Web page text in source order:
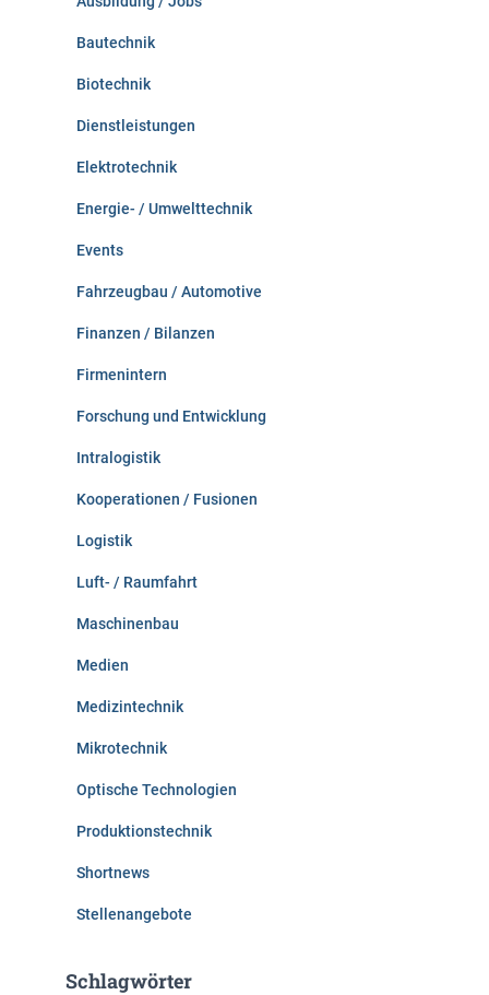
Bautechnik
Biotechnik
Dienstleistungen
Elektrotechnik
Energie- / Umwelttechnik
Events
Fahrzeugbau / Automotive
Finanzen / Bilanzen
Firmenintern
Forschung und Entwicklung
Intralogistik
Kooperationen / Fusionen
Logistik
Luft- / Raumfahrt
Maschinenbau
Medien
Medizintechnik
Mikrotechnik
Optische Technologien
Produktionstechnik
Shortnews
Stellenangebote
Schlagwörter